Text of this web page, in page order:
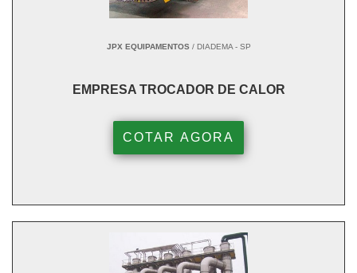
JPX EQUIPAMENTOS/ DIADEMA - SP
EMPRESA TROCADOR DE CALOR
COTAR AGORA